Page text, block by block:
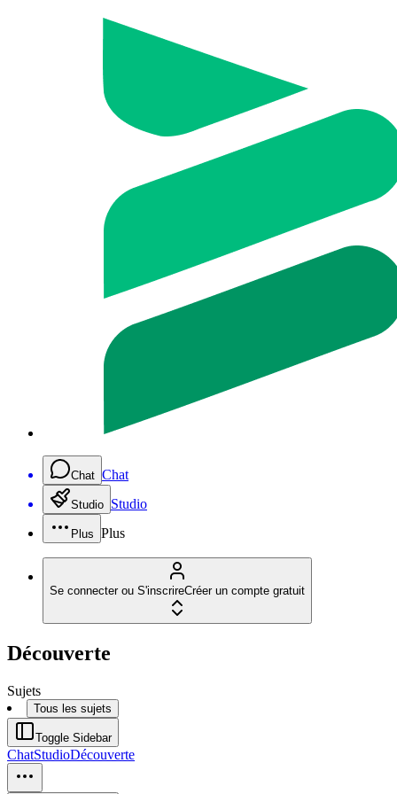
Chat Chat
Studio Studio
Plus Plus
Se connecter ou S'inscrireCréer un compte gratuit
Découverte
Sujets
Tous les sujets
Toggle Sidebar
ChatStudioDécouverte